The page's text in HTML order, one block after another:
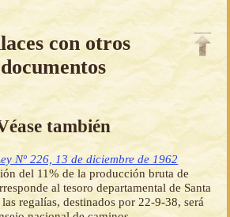
con otros
documentos
también
Nº 226, 13 de diciembre de 1962
del 11% de la producción bruta de
al tesoro departamental de Santa
regalías, destinados por 22-9-38, será